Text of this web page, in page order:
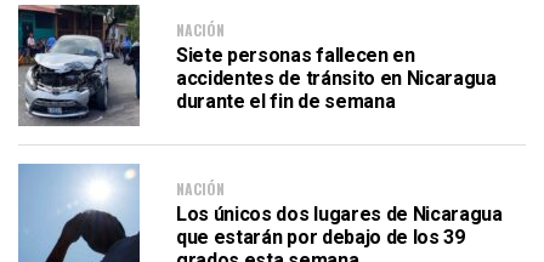
NACIÓN
Siete personas fallecen en
accidentes de tránsito en Nicaragua
durante el fin de semana
NACIÓN
Los únicos dos lugares de Nicaragua
que estarán por debajo de los 39